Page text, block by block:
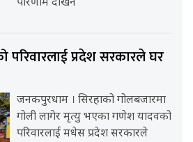
परिणाम देखिन
प्रदेश सरकारले घर
जनकपुरधाम । सिरहाको गोलबजारमा
गोली लागेर मृत्यु भएका गणेश यादवको
परिवारलाई मधेस प्रदेश सरकारले